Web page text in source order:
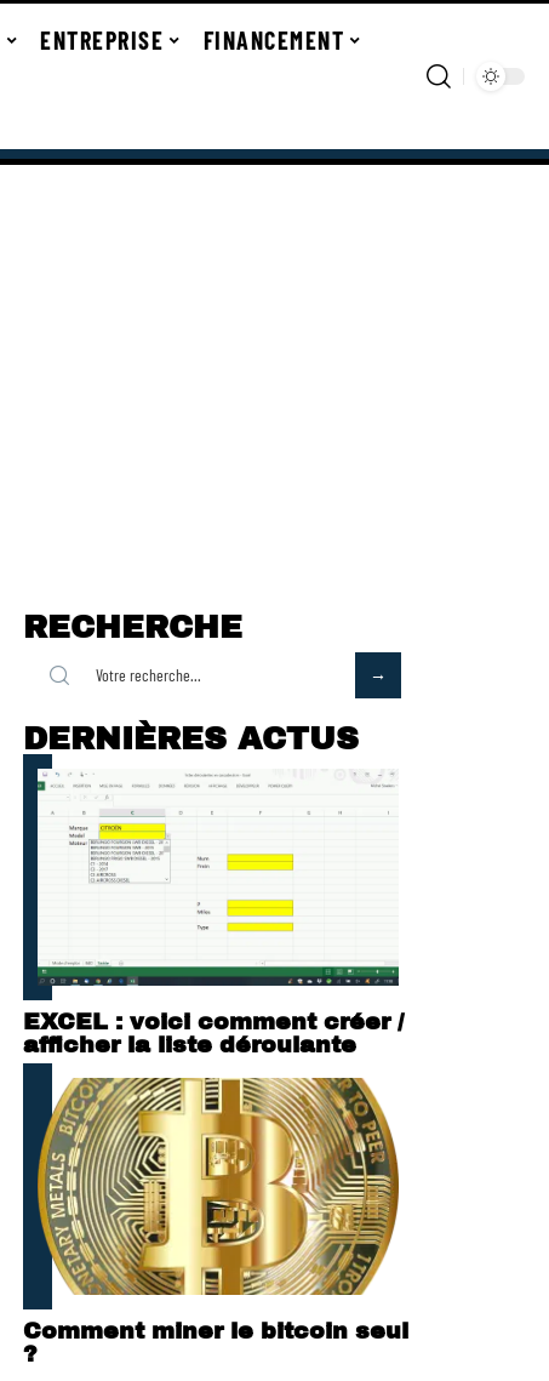
ENTREPRISE FINANCEMENT
RECHERCHE
DERNIÈRES ACTUS
EXCEL : voici comment créer /
afficher la liste déroulante
Comment miner le bitcoin seul
?